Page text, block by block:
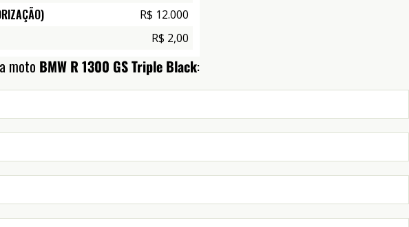
R$ 12.000
R$ 2,00
moto BMW R 1300 GS Triple Black: